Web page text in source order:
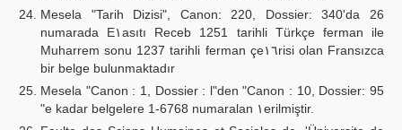
Mesela "Tarih Dizisi", Canon: 220, Dossier: 340'da 26
numarada E١asıtı Receb 1251 tarihli Türkçe ferman ile
Muharrem sonu 1237 tarihli ferman çe١٦risi olan Fransızca
bir belge bulunmaktadır
Mesela "Canon : 1, Dossier : l"den "Canon : 10, Dossier: 95
"e kadar belgelere 1-6768 numaralan ١erilmiştir.